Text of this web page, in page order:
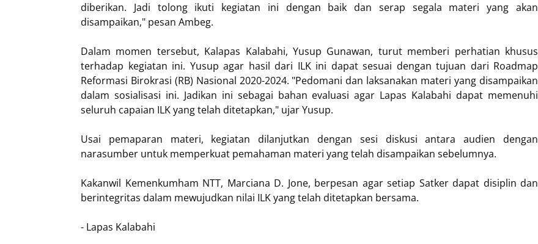
diberikan. Jadi tolong ikuti kegiatan ini dengan baik dan serap segala materi yang akan
disampaikan," pesan Ambeg.
Dalam momen tersebut, Kalapas Kalabahi, Yusup Gunawan, turut memberi perhatian khusus
terhadap kegiatan ini. Yusup agar hasil dari ILK ini dapat sesuai dengan tujuan dari Roadmap
Reformasi Birokrasi (RB) Nasional 2020-2024. "Pedomani dan laksanakan materi yang disampaikan
dalam sosialisasi ini. Jadikan ini sebagai bahan evaluasi agar Lapas Kalabahi dapat memenuhi
seluruh capaian ILK yang telah ditetapkan," ujar Yusup.
Usai pemaparan materi, kegiatan dilanjutkan dengan sesi diskusi antara audien dengan
narasumber untuk memperkuat pemahaman materi yang telah disampaikan sebelumnya.
Kakanwil Kemenkumham NTT, Marciana D. Jone, berpesan agar setiap Satker dapat disiplin dan
berintegritas dalam mewujudkan nilai ILK yang telah ditetapkan bersama.
- Lapas Kalabahi